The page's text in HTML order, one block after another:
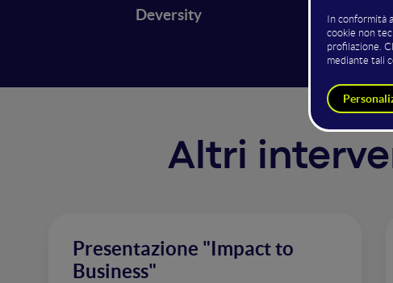
Deversity
wise. We
Altri
Presentazione "Impact to
Business"